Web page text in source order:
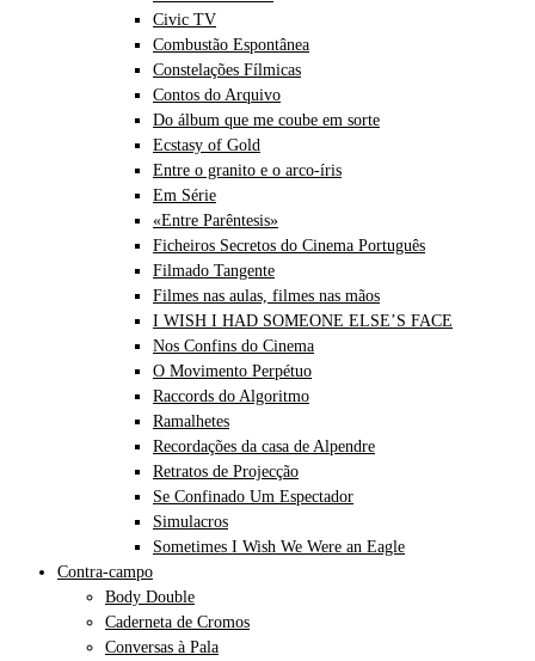
Civic TV
Combustão Espontânea
Constelações Fílmicas
Contos do Arquivo
Do álbum que me coube em sorte
Ecstasy of Gold
Entre o granito e o arco-íris
Em Série
«Entre Parêntesis»
Ficheiros Secretos do Cinema Português
Filmado Tangente
Filmes nas aulas, filmes nas mãos
I WISH I HAD SOMEONE ELSE’S FACE
Nos Confins do Cinema
O Movimento Perpétuo
Raccords do Algoritmo
Ramalhetes
Recordações da casa de Alpendre
Retratos de Projecção
Se Confinado Um Espectador
Simulacros
Sometimes I Wish We Were an Eagle
Contra-campo
Body Double
Caderneta de Cromos
Conversas à Pala